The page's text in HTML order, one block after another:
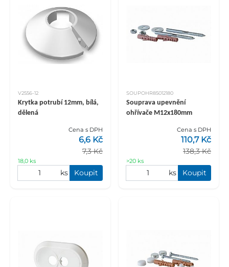
V2556-12
Krytka potrubí 12mm, bílá,
dělená
Cena s DPH
7,3 Kč
6,6 Kč
18,0 ks
ks Koupit
SOUPOHR85012180
Souprava upevnění
ohřívače M12x180mm
Cena s DPH
138,3 Kč
110,7 Kč
>20 ks
ks Koupit